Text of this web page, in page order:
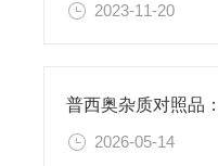
2023-11-20
2026-05-14